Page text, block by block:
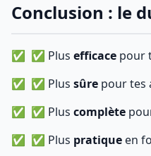
Conclusion : le
✅ Plus efficace pour
✅ Plus sûre pour tes
✅ Plus complète
✅ Plus pratique en